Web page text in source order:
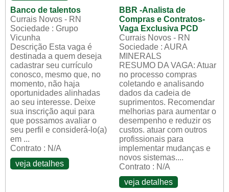
Banco de talentos
Currais Novos - RN
Sociedade : Grupo
Vicunha
Descrição Esta vaga é
destinada a quem deseja
cadastrar seu currículo
conosco, mesmo que, no
momento, não haja
oportunidades alinhadas
ao seu interesse. Deixe
sua inscrição aqui para
que possamos avaliar o
seu perfil e considerá-lo(a)
em ...
Contrato : N/A
veja detalhes
BBR -Analista de
Compras e Contratos-
Vaga Exclusiva PCD
Currais Novos - RN
Sociedade : AURA
MINERALS
RESUMO DA VAGA: Atuar
no processo compras
coletando e analisando
dados da cadeia de
suprimentos. Recomendar
melhorias para aumentar o
desempenho e reduzir os
custos. atuar com outros
profissionais para
implementar mudanças e
novos sistemas....
Contrato : N/A
veja detalhes